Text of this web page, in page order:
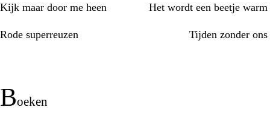
Kijk maar door me heen Het wordt een beetje warm
Rode superreuzen Tijden zonder ons
boeken